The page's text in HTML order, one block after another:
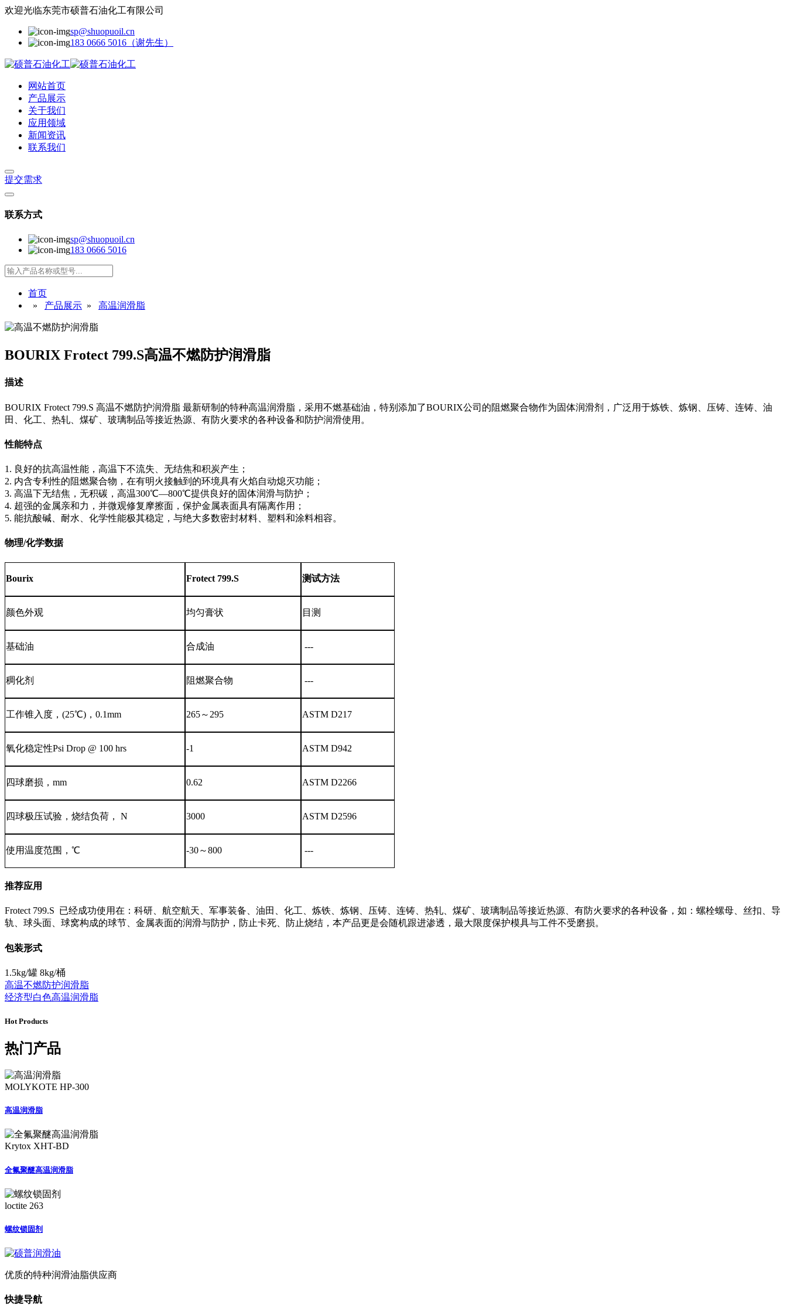
欢迎光临东莞市硕普石油化工有限公司
sp@shuopuoil.cn
183 0666 5016（谢先生）
网站首页
产品展示
关于我们
应用领域
新闻资讯
联系我们
提交需求
联系方式
sp@shuopuoil.cn
183 0666 5016
首页
» 产品展示 » 高温润滑脂
BOURIX Frotect 799.S高温不燃防护润滑脂
描述
BOURIX Frotect 799.S 高温不燃防护润滑脂 最新研制的特种高温润滑脂，采用不燃基础油，特别添加了BOURIX公司的阻燃聚合物作为固体润滑剂，广泛用于炼铁、炼钢、压铸、连铸、油
田、化工、热轧、煤矿、玻璃制品等接近热源、有防火要求的各种设备和防护润滑使用。
性能特点
1. 良好的抗高温性能，高温下不流失、无结焦和积炭产生；
2. 内含专利性的阻燃聚合物，在有明火接触到的环境具有火焰自动熄灭功能；
3. 高温下无结焦，无积碳，高温300℃—800℃提供良好的固体润滑与防护；
4. 超强的金属亲和力，并微观修复摩擦面，保护金属表面具有隔离作用；
5. 能抗酸碱、耐水、化学性能极其稳定，与绝大多数密封材料、塑料和涂料相容。
物理/化学数据
Bourix Frotect 799.S 测试方法
颜色外观 均匀膏状 目测
基础油 合成油 ---
稠化剂 阻燃聚合物 ---
工作锥入度，(25℃)，0.1mm 265～ 295 ASTM D217
氧化稳定性Psi Drop @ 100 hrs -1 ASTM D942
四球磨损，mm 0.62 ASTM D2266
四球极压试验，烧结负荷， N 3000 ASTM D2596
使用温度范围，℃ -30～800 ---
推荐应用
Frotect 799.S 已经成功使用在：科研、航空航天、军事装备、油田、化工、炼铁、炼钢、压铸、连铸、热轧、煤矿、玻璃制品等接近热源、有防火要求的各种设备，如：螺栓螺母、丝扣、导
轨、球头面、球窝构成的球节、金属表面的润滑与防护，防止卡死、防止烧结，本产品更是会随机跟进渗透，最大限度保护模具与工件不受磨损。
包装形式
1.5kg/罐 8kg/桶
高温不燃防护润滑脂
经济型白色高温润滑脂
Hot Products
热门产品
MOLYKOTE HP-300
高温润滑脂
Krytox XHT-BD
全氟聚醚高温润滑脂
loctite 263
螺纹锁固剂
优质的特种润滑油脂供应商
快捷导航